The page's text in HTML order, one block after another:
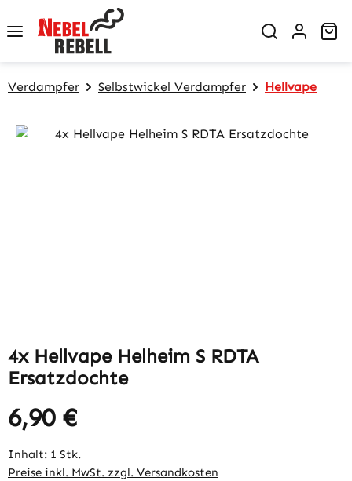
Zum Hauptinhalt springen
Verdampfer Selbstwickel Verdampfer Hellvape
4x Hellvape Helheim S RDTA
Ersatzdochte
Regulärer Preis:
6,90 €
Inhalt: 1 Stk.
Preise inkl. MwSt. zzgl. Versandkosten